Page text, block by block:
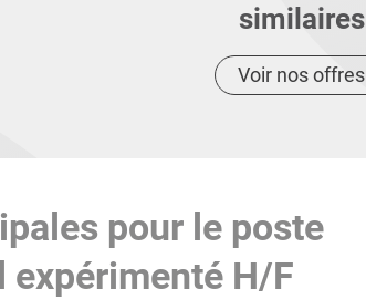
similaires
Voir nos offres
pour le poste
expérimenté H/F